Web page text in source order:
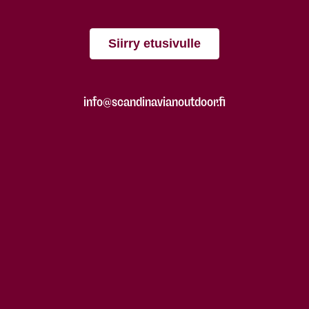
Siirry etusivulle
info@scandinavianoutdoor.fi